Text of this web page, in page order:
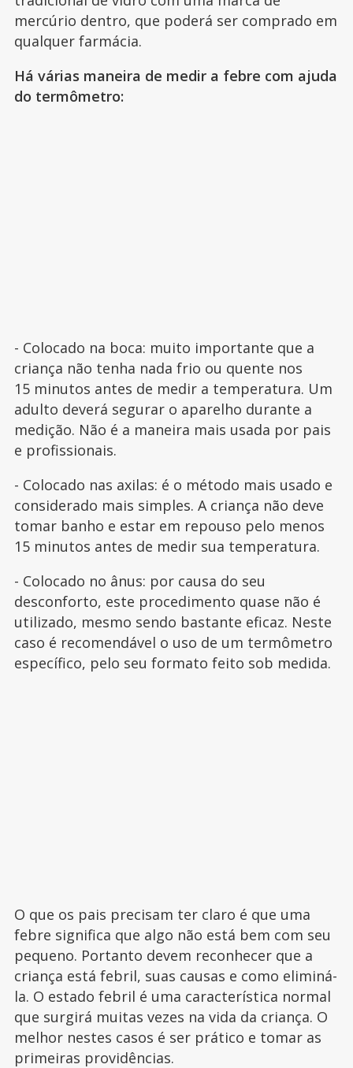
mercúrio dentro, que poderá ser comprado em
qualquer farmácia.
Há várias maneira de medir a febre com ajuda
do termômetro:
- Colocado na boca: muito importante que a
criança não tenha nada frio ou quente nos
15 minutos antes de medir a temperatura. Um
adulto deverá segurar o aparelho durante a
medição. Não é a maneira mais usada por pais
e profissionais.
- Colocado nas axilas: é o método mais usado e
considerado mais simples. A criança não deve
tomar banho e estar em repouso pelo menos
15 minutos antes de medir sua temperatura.
- Colocado no ânus: por causa do seu
desconforto, este procedimento quase não é
utilizado, mesmo sendo bastante eficaz. Neste
caso é recomendável o uso de um termômetro
específico, pelo seu formato feito sob medida.
O que os pais precisam ter claro é que uma
febre significa que algo não está bem com seu
pequeno. Portanto devem reconhecer que a
criança está febril, suas causas e como eliminá-
la. O estado febril é uma característica normal
que surgirá muitas vezes na vida da criança. O
melhor nestes casos é ser prático e tomar as
primeiras providências.